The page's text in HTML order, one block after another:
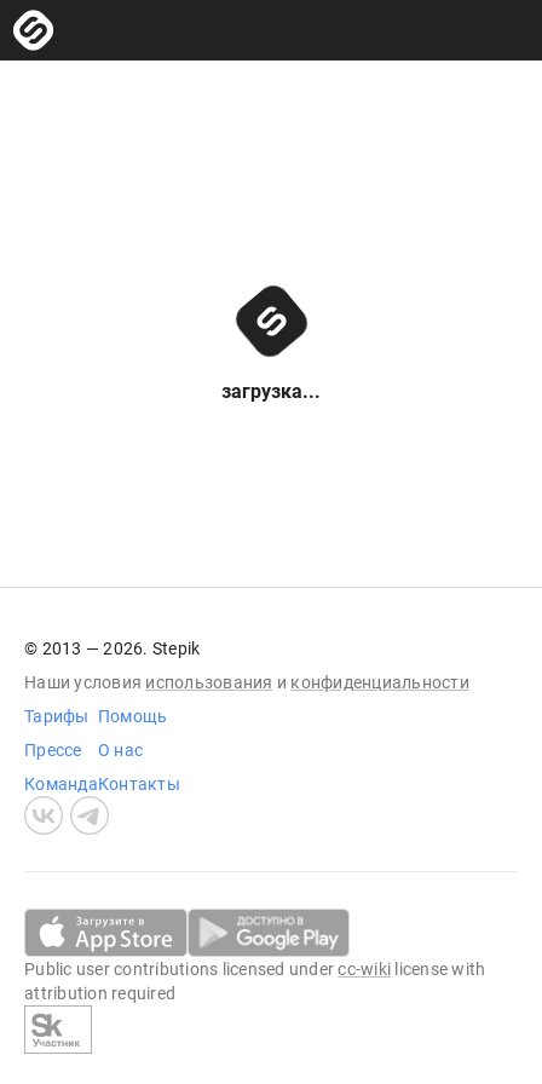
загрузка...
© 2013 — 2026. Stepik
Наши условия использования и конфиденциальности
Тарифы
Прессе
Команда
Помощь
О нас
Контакты
Public user contributions licensed undercc-wiki license with
attribution required